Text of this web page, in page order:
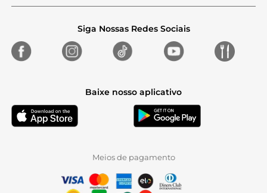
Siga Nossas Redes Sociais
Baixe nosso aplicativo
Meios de pagamento